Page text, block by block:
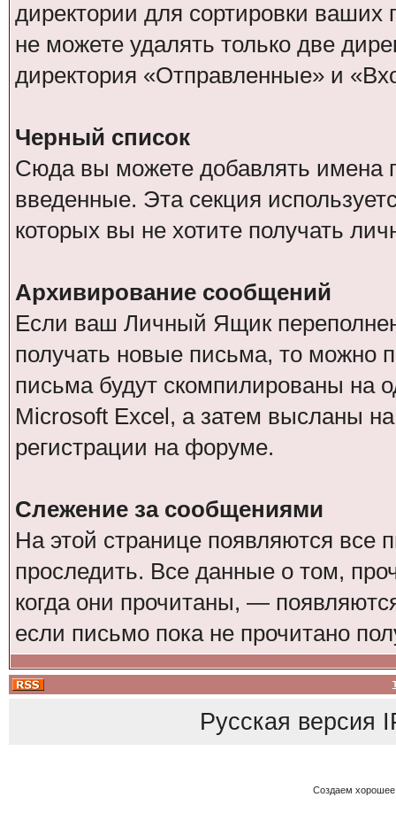
директории для сортировки ваших
не можете удалять только две
директория «Отправленные» и
Черный список
Сюда вы можете добавлять имена
введенные. Эта секция
которых вы не хотите получать
Архивирование сообщений
Если ваш Личный Ящик
получать новые письма, то можно
письма будут скомпилированы на
Microsoft Excel, а затем высланы
регистрации на форуме.
Слежение за сообщениями
На этой странице появляются
проследить. Все данные о том,
когда они прочитаны, —
если письмо пока не прочитано
Русская версия
Создаем